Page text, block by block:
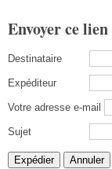
Envoyer ce
Destinataire
Expéditeur
Votre adresse e-mail
Sujet
Expédier Annuler